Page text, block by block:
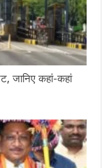
जानिए कहां-कहां